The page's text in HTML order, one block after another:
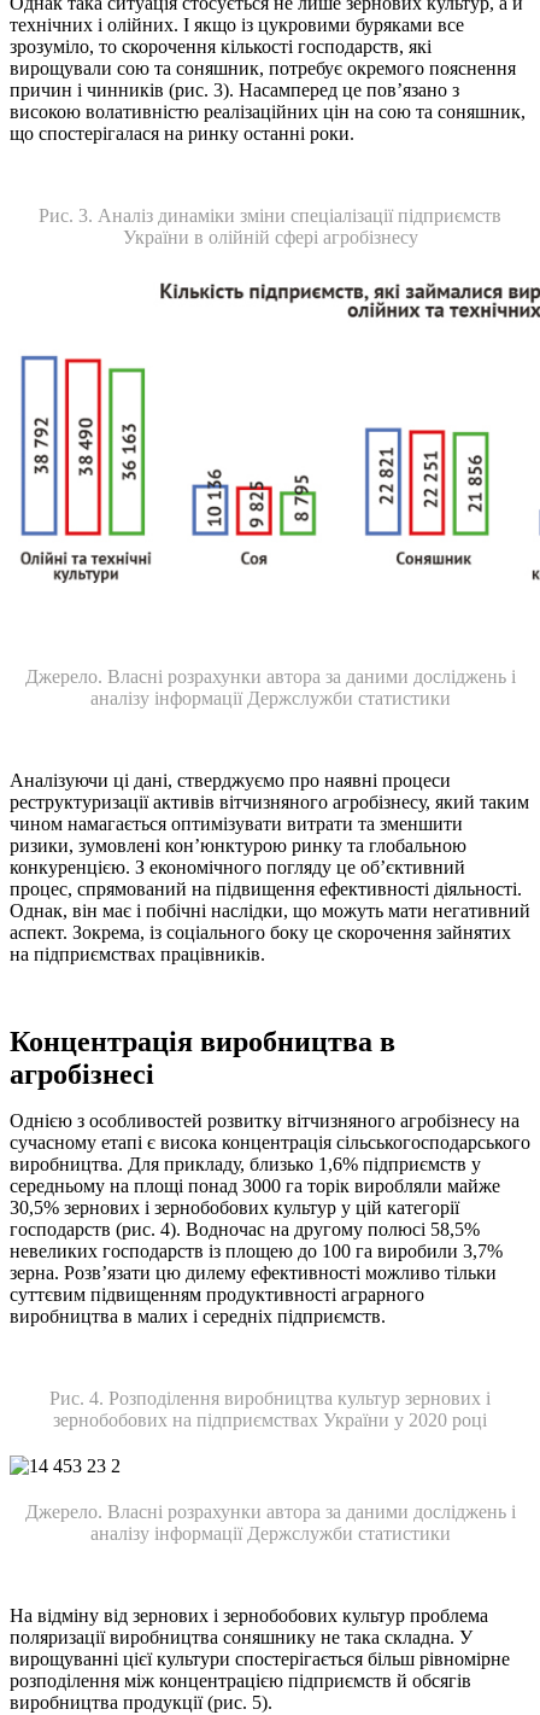
технічних і олійних. І якщо із цукровими буряками все
зрозуміло, то скорочення кількості господарств, які
вирощували сою та соняшник, потребує окремого пояснення
причин і чинників (рис. 3). Насамперед це пов’язано з
високою волативністю реалізаційних цін на сою та соняшник,
що спостерігалася на ринку останні роки.
Рис. 3. Аналіз динаміки зміни спеціалізації підприємств
України в олійній сфері агробізнесу
Джерело. Власні розрахунки автора за даними досліджень і
аналізу інформації Держслужби статистики
Аналізуючи ці дані, стверджуємо про наявні процеси
реструктуризації активів вітчизняного агробізнесу, який таким
чином намагається оптимізувати витрати та зменшити
ризики, зумовлені кон’юнктурою ринку та глобальною
конкуренцією. З економічного погляду це об’єктивний
процес, спрямований на підвищення ефективності діяльності.
Однак, він має і побічні наслідки, що можуть мати негативний
аспект. Зокрема, із соціального боку це скорочення зайнятих
на підприємствах працівників.
Концентрація виробництва в
агробізнесі
Однією з особливостей розвитку вітчизняного агробізнесу на
сучасному етапі є висока концентрація сільськогосподарського
виробництва. Для прикладу, близько 1,6% підприємств у
середньому на площі понад 3000 га торік виробляли майже
30,5% зернових і зернобобових культур у цій категорії
господарств (рис. 4). Водночас на другому полюсі 58,5%
невеликих господарств із площею до 100 га виробили 3,7%
зерна. Розв’язати цю дилему ефективності можливо тільки
суттєвим підвищенням продуктивності аграрного
виробництва в малих і середніх підприємств.
Рис. 4. Розподілення виробництва культур зернових і
зернобобових на підприємствах України у 2020 році
Джерело. Власні розрахунки автора за даними досліджень і
аналізу інформації Держслужби статистики
На відміну від зернових і зернобобових культур проблема
поляризації виробництва соняшнику не така складна. У
вирощуванні цієї культури спостерігається більш рівномірне
розподілення між концентрацією підприємств й обсягів
виробництва продукції (рис. 5).